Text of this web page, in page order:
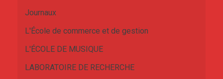
Journaux
L'École de commerce et de gestion
L'ÉCOLE DE MUSIQUE
LABORATOIRE DE RECHERCHE